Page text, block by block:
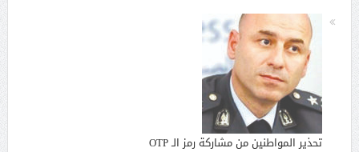
تحذير المواطنين من مشاركة رمز الـ OTP